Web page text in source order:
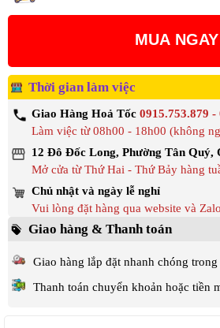
MUA NGAY
Thời gian làm việc
Giao Hàng Hoả Tốc 0915.753.879 -
Làm việc từ 08h00 - 18h00 (không
12 Đô Đốc Long, Phường Tân Quý,
Mở cửa từ Thứ Hai - Thứ Bảy hàng
Chủ nhật và ngày lễ nghỉ
Vui lòng đặt hàng qua website và Zalo
Giao hàng & Thanh toán
Giao hàng lắp đặt nhanh chóng
Thanh toán chuyển khoản hoặc tiền